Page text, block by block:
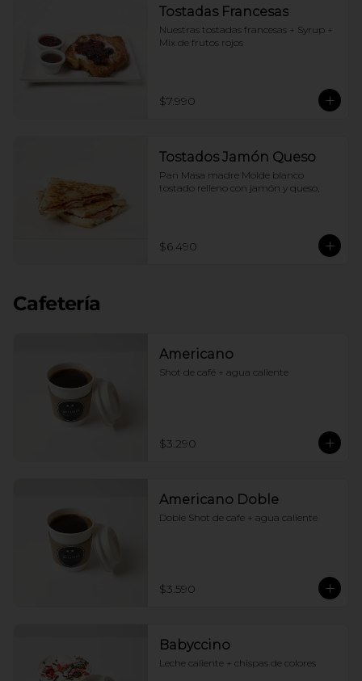
Tostadas Francesas
Nuestras tostadas francesas + Syrup +
Mix de frutos rojos
$7.990
Tostados Jamón Queso
Pan Masa madre Molde blanco
tostado relleno con jamón y queso,
$6.490
Cafetería
Americano
Shot de café + agua caliente
$3.290
Americano Doble
Doble Shot de cafe + agua caliente
$3.590
Babyccino
Leche caliente + chispas de colores